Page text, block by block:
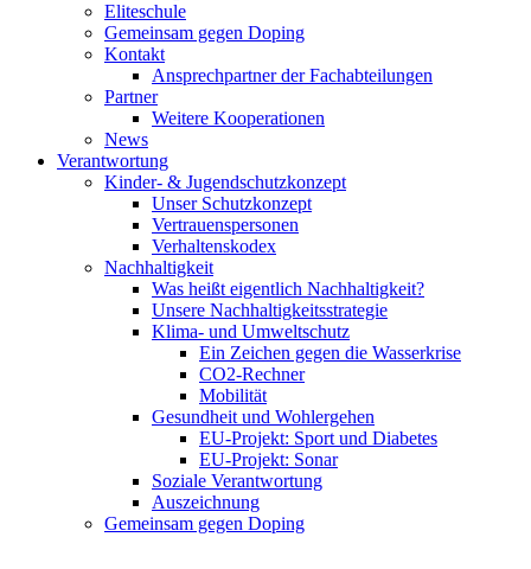
Eliteschule
Gemeinsam gegen Doping
Kontakt
Ansprechpartner der Fachabteilungen
Partner
Weitere Kooperationen
News
Verantwortung
Kinder- & Jugendschutzkonzept
Unser Schutzkonzept
Vertrauenspersonen
Verhaltenskodex
Nachhaltigkeit
Was heißt eigentlich Nachhaltigkeit?
Unsere Nachhaltigkeitsstrategie
Klima- und Umweltschutz
Ein Zeichen gegen die Wasserkrise
CO2-Rechner
Mobilität
Gesundheit und Wohlergehen
EU-Projekt: Sport und Diabetes
EU-Projekt: Sonar
Soziale Verantwortung
Auszeichnung
Gemeinsam gegen Doping